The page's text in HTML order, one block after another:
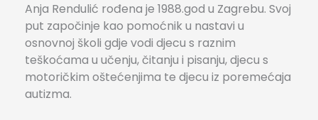
Anja Rendulić rođena je 1988.god u Zagrebu. Svoj
put započinje kao pomoćnik u nastavi u
osnovnoj školi gdje vodi djecu s raznim
teškoćama u učenju, čitanju i pisanju, djecu s
motoričkim oštećenjima te djecu iz poremećaja
autizma.